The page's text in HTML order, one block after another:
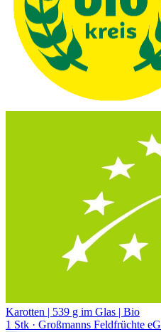
Karotten | 539 g im Glas | Bio
1 Stk · Großmanns Feldfrüchte eG